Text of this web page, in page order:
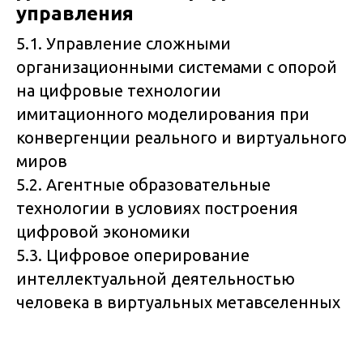
управления
5.1. Управление сложными
организационными системами с опорой
на цифровые технологии
имитационного моделирования при
конвергенции реального и виртуального
миров
5.2. Агентные образовательные
технологии в условиях построения
цифровой экономики
5.3. Цифровое оперирование
интеллектуальной деятельностью
человека в виртуальных метавселенных